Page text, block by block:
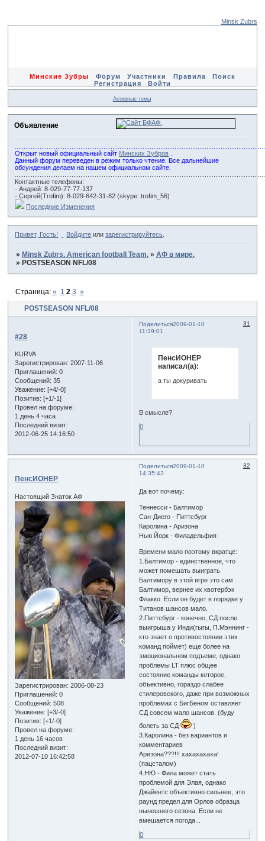
Minsk Zubrs
Минские Зубры Форум Участники Правила
Поиск
Регистрация
Войти
Активные темы
Объявление
Открыт новый официальный сайт Минских Зубров
Данный форум переведен в режим только чтение. Все дальнейшие
обсуждения делаем на нашем официальном сайте.
Контактные телефоны:
- Андрей: 8-029-77-77-137
- Сергей(Trofim): 8-029-642-31-82 (skype: trofim_56)
Последние Изменения
Привет, Гость! Войдите илизарегистрируйтесь
» Minsk Zubrs. American football Team. » АФ в мире.
» POSTSEASON NFL/08
POSTSEASON NFL/08
Страница: « 1 2 3 »
Поделиться 31
2009-01-10
11:39:01
#28
KURVA
Зарегистрирован: 2007-11-06
Приглашений: 0
Сообщений: 35
Уважение: [+4/-0]
Позитив: [+1/-1]
Провел на форуме:
1 день 4 часа
Последний визит:
2012-06-25 14:16:50
ПенсИОНЕР
написал(а):
а ты докуривать
В смысле?
0
Поделиться 32
2009-01-10
14:35:43
ПенсИОНЕР
Настоящий Знаток АФ
Зарегистрирован: 2006-08-23
Приглашений: 0
Сообщений: 508
Уважение: [+3/-0]
Позитив: [+1/-0]
Провел на форуме:
1 день 16 часов
Последний визит:
2012-07-10 16:42:58
Да вот почему:
Теннесси - Балтимор
Сан-Диего - Питтсбург
Каролина - Аризона
Нью Йорк - Филадельфия
Времени мало поэтому вкратце:
1.Балтимор - единственное, что
может помешать выиграть
Балтимору в этой игре это сам
Балтимор, вернее их квотербэк
Флакко. Если он будет в порядке у
Титанов шансов мало.
2.Питтсбург - конечно, СД после
выигрыша у Инди(гыгы, П.Мэннинг -
кто знает о противостоянии этих
команд поймет) еще более на
эмоциональном подъеме, однако
проблемы LT плюс общее
состояние команды которое,
объективно, гораздо слабее
стилеровского, даже при возможных
проблемах с БигБеном оставляет
СД совсем мало шансов. (буду
болеть за СД
)
3.Каролина - без вариантов и
комментариев
Аризона???!!! хахахахаха!
(пацсталом)
4.НЮ - Фила может стать
проблемой для Элая, однако
Джайентс объективно сильнее, это
раунд предел для Орлов образца
нынешнего сезона. Если не
вмешается погода...
0